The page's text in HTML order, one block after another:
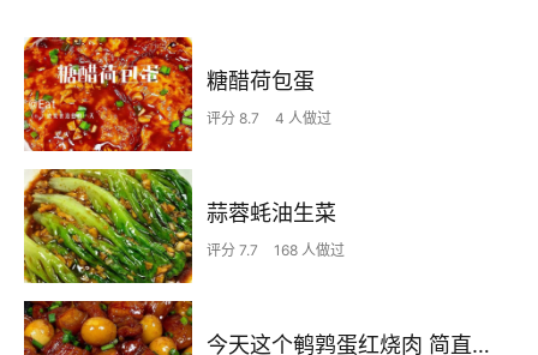
糖醋荷包蛋
评分 8.7 4 人做过
蒜蓉蚝油生菜
评分 7.7 168 人做过
今天这个鹌鹑蛋红烧肉 简直不要太下饭了